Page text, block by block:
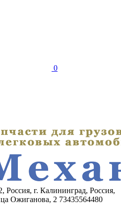
0
Россия, г. Калининград, Россия,
Ожиганова, 2 73435564480